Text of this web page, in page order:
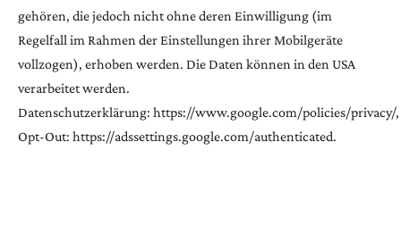
gehören, die jedoch nicht ohne deren Einwilligung (im
Regelfall im Rahmen der Einstellungen ihrer Mobilgeräte
vollzogen), erhoben werden. Die Daten können in den USA
verarbeitet werden.
Datenschutzerklärung: https://www.google.com/policies/privacy/,
Opt-Out: https://adssettings.google.com/authenticated.